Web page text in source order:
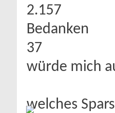
2.157
Bedanken
37
würde mich
welches